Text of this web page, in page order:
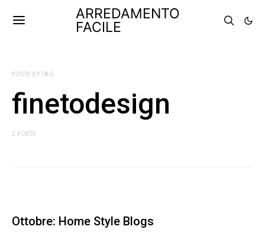
ARREDAMENTO
FACILE
POSTS BY TAG
finetodesign
2 POSTS
Ottobre: Home Style Blogs